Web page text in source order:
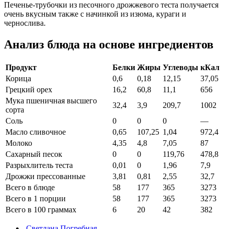
Печенье-трубочки из песочного дрожжевого теста получается
очень вкусным также с начинкой из изюма, кураги и
чернослива.
Анализ блюда на основе ингредиентов
Продукт Белки Жиры Углеводы кКал
Корица
0,6 0,18 12,15
37,05
Грецкий орех
16,2 60,8 11,1
656
Мука пшеничная высшего
сорта
32,4 3,9 209,7
1002
Соль
0 0 0
—
Масло сливочное
0,65 107,25 1,04
972,4
Молоко
4,35 4,8 7,05
87
Сахарный песок
0 0 119,76
478,8
Разрыхлитель теста
0,01 0 1,96
7,9
Дрожжи прессованные
3,81 0,81 2,55
32,7
Всего в блюде
58 177 365
3273
Всего в 1 порции
58 177 365
3273
Всего в 100 граммах
6 20 42 382